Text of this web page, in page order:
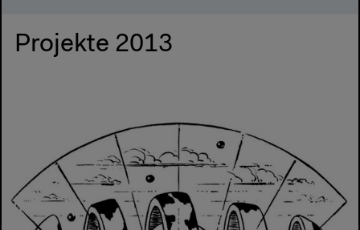
Projekte 2013